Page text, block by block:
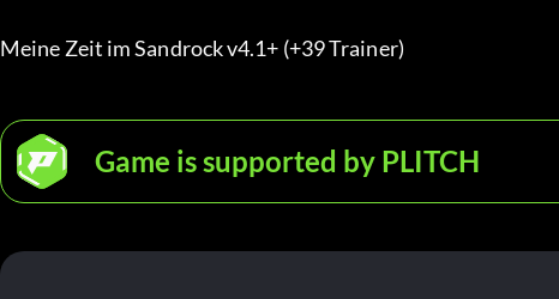
Meine Zeit im Sandrock v4.1+ (+39 Trainer)
Game is supported by PLITCH